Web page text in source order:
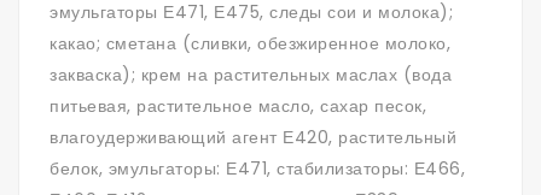
эмульгаторы Е471, Е475, следы сои и молока);
какао; сметана (сливки, обезжиренное молоко,
закваска); крем на растительных маслах (вода
питьевая, растительное масло, сахар песок,
влагоудерживающий агент Е420, растительный
белок, эмульгаторы: Е471, стабилизаторы: Е466,